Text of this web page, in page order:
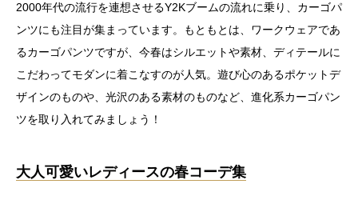
2000年代の流行を連想させるY2Kブームの流れに乗り、カーゴパ
ンツにも注目が集まっています。もともとは、ワークウェアであ
るカーゴパンツですが、今春はシルエットや素材、ディテールに
こだわってモダンに着こなすのが人気。遊び心のあるポケットデ
ザインのものや、光沢のある素材のものなど、進化系カーゴパン
ツを取り入れてみましょう！
大人可愛いレディースの春コーデ集